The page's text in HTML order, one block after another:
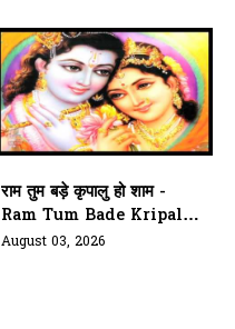
राम तुम बड़े कृपालु हो शाम -
Ram Tum Bade Kripalu
Ho Shaam
August 03, 2026